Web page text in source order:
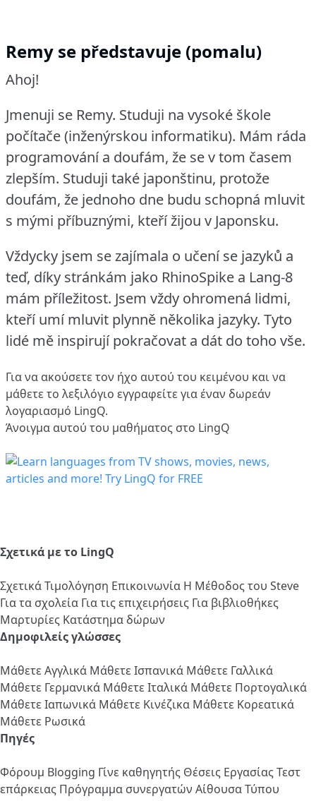
Remy se představuje (pomalu)
Ahoj!
Jmenuji se Remy. Studuji na vysoké škole
počítače (inženýrskou informatiku). Mám ráda
programování a doufám, že se v tom časem
zlepším. Studuji také japonštinu, protože
doufám, že jednoho dne budu schopná mluvit
s mými příbuznými, kteří žijou v Japonsku.
Vždycky jsem se zajímala o učení se jazyků a
teď, díky stránkám jako RhinoSpike a Lang-8
mám příležitost. Jsem vždy ohromená lidmi,
kteří umí mluvit plynně několika jazyky. Tyto
lidé mě inspirují pokračovat a dát do toho vše.
Για να ακούσετε τον ήχο αυτού του κειμένου και να
μάθετε το λεξιλόγιο εγγραφείτε για έναν δωρεάν
λογαριασμό LingQ.
Άνοιγμα αυτού του μαθήματος στο LingQ
Σχετικά με το LingQ
ΣχετικάΤιμολόγηση Επικοινωνία Η Μέθοδος του Steve
Για τα σχολεία Για τις επιχειρήσεις Για βιβλιοθήκες
Μαρτυρίες Κατάστημα δώρων
Δημοφιλείς γλώσσες
Μάθετε Αγγλικά Μάθετε Ισπανικά Μάθετε Γαλλικά
Μάθετε Γερμανικά Μάθετε Ιταλικά Μάθετε Πορτογαλικά
Μάθετε Ιαπωνικά Μάθετε Κινέζικα Μάθετε Κορεατικά
Μάθετε Ρωσικά
Πηγές
Φόρουμ Blogging Γίνε καθηγητής Θέσεις ΕργασίαςΤεστ
επάρκειας Πρόγραμμα συνεργατών Αίθουσα Τύπου